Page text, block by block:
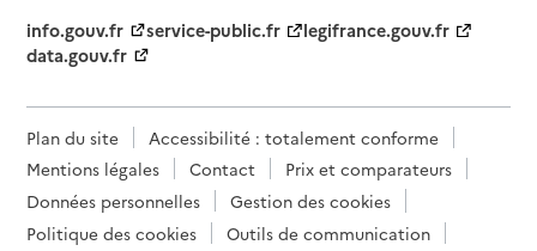
info.gouv.fr
service-public.fr
legifrance.gouv.fr
data.gouv.fr
Plan du site
Accessibilité : totalement conforme
Mentions légales
Contact
Prix et comparateurs
Données personnelles
Gestion des cookies
Politique des cookies
Outils de communication